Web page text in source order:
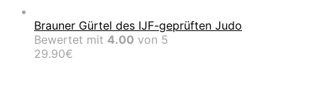
Brauner Gürtel des IJF-geprüften Judo
Bewertet mit 4.00 von 5
29.90€